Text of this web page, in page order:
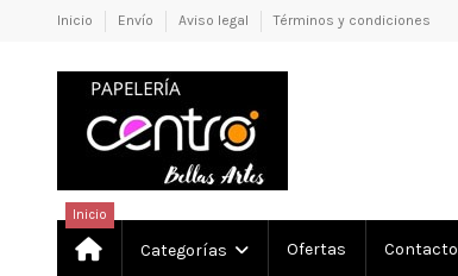
Inicio Envío Aviso legal Términos y condiciones
Inicio
Categorías Ofertas Contacto